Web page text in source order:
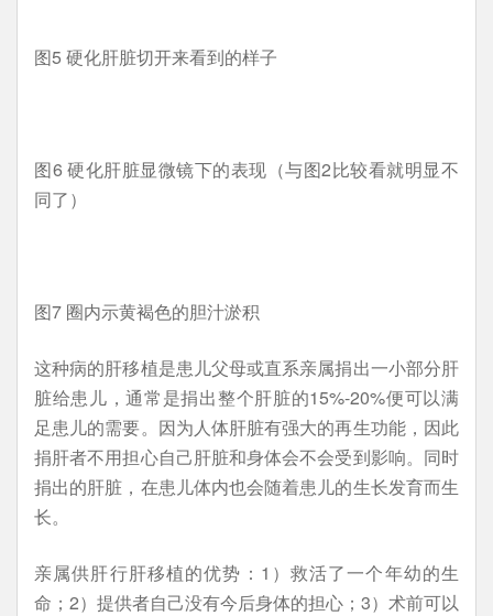
图5 硬化肝脏切开来看到的样子
图6 硬化肝脏显微镜下的表现（与图2比较看就明显不
同了）
图7 圈内示黄褐色的胆汁淤积
这种病的肝移植是患儿父母或直系亲属捐出一小部分肝
脏给患儿，通常是捐出整个肝脏的15%-20%便可以满
足患儿的需要。因为人体肝脏有强大的再生功能，因此
捐肝者不用担心自己肝脏和身体会不会受到影响。同时
捐出的肝脏，在患儿体内也会随着患儿的生长发育而生
长。
亲属供肝行肝移植的优势：1）救活了一个年幼的生
命；2）提供者自己没有今后身体的担心；3）术前可以